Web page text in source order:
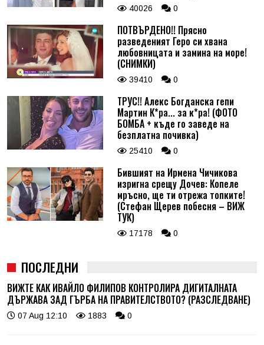
40026 0
ПОТВЪРДЕНО!! Прясно
разведеният Геро си хвана
любовницата и замина на море!
(СНИМКИ)
39410 0
ТРУС!! Алекс Богданска гепи
Мартин К*ра... за к*ра! (ФОТО
БОМБА + къде го заведе на
безплатна почивка)
25410 0
Бившият на Ирмена Чичикова
изригна срещу Дочев: Копеле
мръсно, ще ти отрежа топките!
(Стефан Щерев побесня – ВИЖ
ТУК)
17178 0
ПОСЛЕДНИ
ВИЖТЕ КАК ИВАЙЛО ФИЛИПОВ КОНТРОЛИРА ДИГИТАЛНАТА
ДЪРЖАВА ЗАД ГЪРБА НА ПРАВИТЕЛСТВОТО? (РАЗСЛЕДВАНЕ)
07 Aug 12:10 1883 0